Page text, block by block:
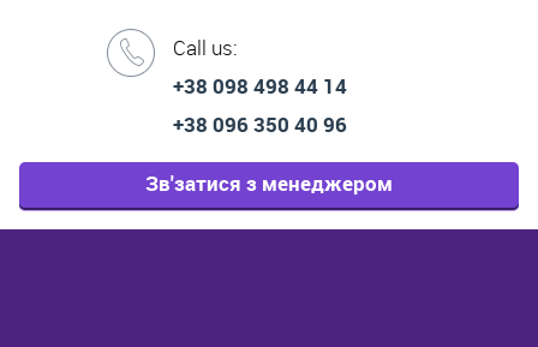
Call us:
+38 098 498 44 14
+38 096 350 40 96
Зв'затися з менеджером